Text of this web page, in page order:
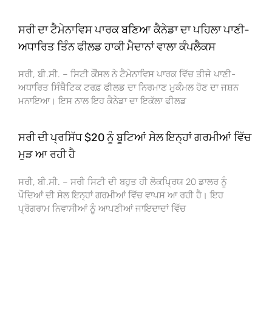
ਸਰੀ ਦਾ ਟੈਮੇਨਾਵਿਸ ਪਾਰਕ ਬਣਿਆ ਕੈਨੇਡਾ ਦਾ ਪਹਿਲਾ ਪਾਣੀ-
ਅਧਾਰਿਤ ਤਿੰਨ ਫੀਲਡ ਹਾਕੀ ਮੈਦਾਨਾਂ ਵਾਲਾ ਕੰਪਲੈਕਸ
ਸਰੀ, ਬੀ.ਸੀ. – ਸਿਟੀ ਕੌਂਸਲ ਨੇ ਟੈਮੇਨਾਵਿਸ ਪਾਰਕ ਵਿੱਚ ਤੀਜੇ ਪਾਣੀ-
ਅਧਾਰਿਤ ਸਿੰਥੈਟਿਕ ਟਰਫ਼ ਫੀਲਡ ਦਾ ਨਿਰਮਾਣ ਮੁਕੰਮਲ ਹੋਣ ਦਾ ਜਸ਼ਨ
ਮਨਾਇਆ। ਇਸ ਨਾਲ ਇਹ ਕੈਨੇਡਾ ਦਾ ਇਕੱਲਾ ਫੀਲਡ
ਸਰੀ ਦੀ ਪ੍ਰਸਿੱਧ $20 ਨੂੰ ਬੂਟਿਆਂ ਸੇਲ ਇਨ੍ਹਾਂ ਗਰਮੀਆਂ ਵਿੱਚ
ਮੁੜ ਆ ਰਹੀ ਹੈ
ਸਰੀ, ਬੀ.ਸੀ. – ਸਰੀ ਸਿਟੀ ਦੀ ਬਹੁਤ ਹੀ ਲੋਕਪ੍ਰਿਯ 20 ਡਾਲਰ ਨੂੰ
ਪੌਦਿਆਂ ਦੀ ਸੇਲ ਇਨ੍ਹਾਂ ਗਰਮੀਆਂ ਵਿੱਚ ਵਾਪਸ ਆ ਰਹੀ ਹੈ। ਇਹ
ਪ੍ਰੋਗਰਾਮ ਨਿਵਾਸੀਆਂ ਨੂੰ ਆਪਣੀਆਂ ਜਾਇਦਾਦਾਂ ਵਿੱਚ